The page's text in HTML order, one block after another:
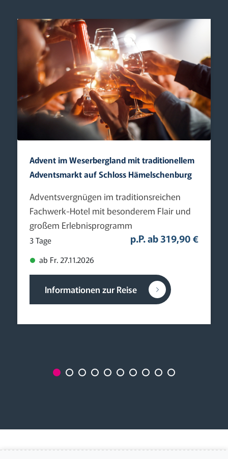
Advent im Weserbergland mit traditionellem
Adventsmarkt auf Schloss Hämelschenburg
Adventsvergnügen im traditionsreichen
Fachwerk-Hotel mit besonderem Flair und
großem Erlebnisprogramm
3 Tage
ab Fr. 27.11.2026
p.P. ab 319,90 €
Informationen zur Reise